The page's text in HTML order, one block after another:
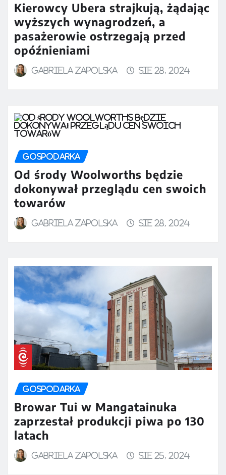
Kierowcy Ubera strajkują, żądając
wyższych wynagrodzeń, a
pasażerowie ostrzegają przed
opóźnieniami
Gabriela Zapolska sie 28, 2024
GOSPODARKA
Od środy Woolworths będzie
dokonywał przeglądu cen swoich
towarów
Gabriela Zapolska sie 28, 2024
GOSPODARKA
Browar Tui w Mangatainuka
zaprzestał produkcji piwa po 130
latach
Gabriela Zapolska sie 25, 2024